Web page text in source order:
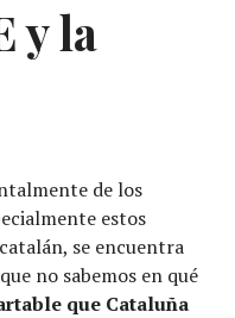
y la
de los
estos
se encuentra
no sabemos en qué
que Cataluña